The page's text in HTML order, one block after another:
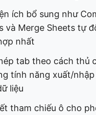
ích bổ sung như
và Merge Sheets tự
nhất
tab theo cách thủ
tính năng xuất/
liệu
tham chiếu ô cho